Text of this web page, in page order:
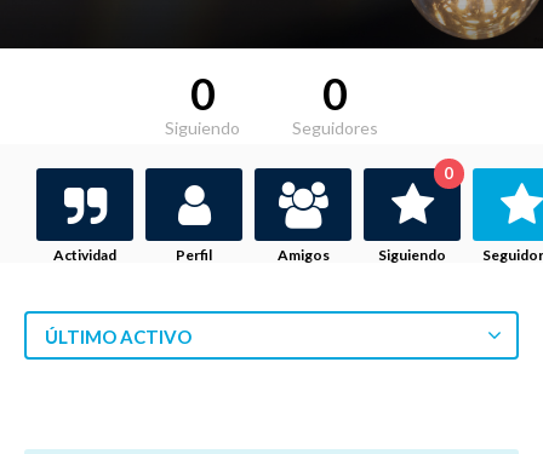
0
Siguiendo
0
Seguidores
Actividad Perfil Amigos Siguiendo
0
ÚLTIMO ACTIVO